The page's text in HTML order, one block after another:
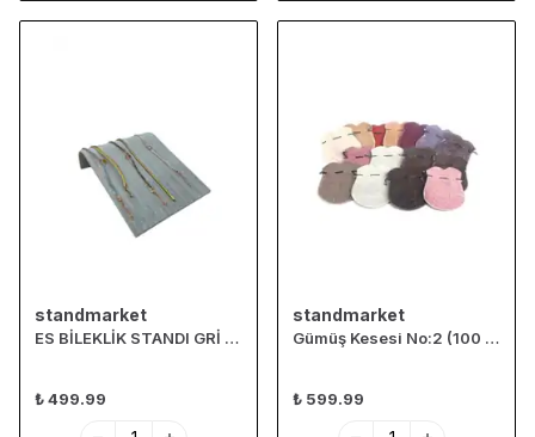
standmarket
ES BİLEKLİK STANDI GRİ RENK
₺ 499.99
standmarket
Gümüş Kesesi No:2 (100 Adet)
₺ 599.99